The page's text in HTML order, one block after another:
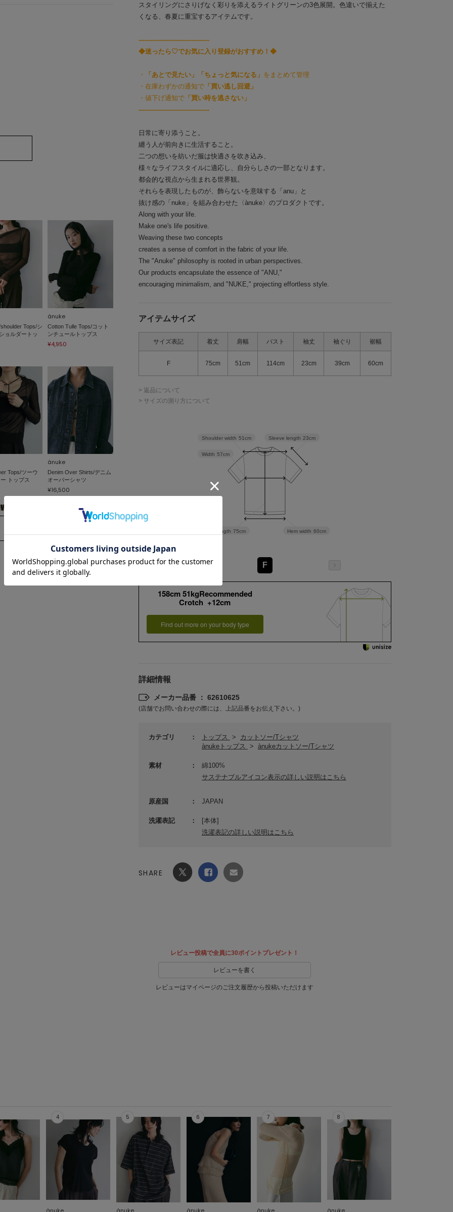
スタイリングにさりげなく彩りを添えるライトグリーンの3色展開。色違いで揃えた
くなる、春夏に重宝するアイテムです。
-----------------------------------
◆迷ったら♡でお気に入り登録がおすすめ！◆
・ 「あとで見たい」「ちょっと気になる」 をまとめて管理
・在庫わずかの通知で 「買い逃し回避」
・値下げ通知で 「買い時を逃さない」
-----------------------------------
日常に寄り添うこと。
纏う人が前向きに生活すること。
二つの想いを紡いだ服は快適さを吹き込み、
様々なライフスタイルに適応し、自分らしさの一部となります。
都会的な視点から生まれる世界観。
それらを表現したものが、飾らないを意味する「anu」と
抜け感の「nuke」を組み合わせた〈ànuke〉のプロダクトです。
Along with your life.
Make one's life positive.
Weaving these two concepts
creates a sense of comfort in the fabric of your life.
The "Anuke" philosophy is rooted in urban perspectives.
Our products encapsulate the essence of "ANU,"
encouraging minimalism, and "NUKE," projecting effortless style.
アイテムサイズ
サイズ表記 着丈 肩幅 バスト 袖丈 袖ぐり 裾幅
F 75cm 51cm 114cm 23cm 39cm 60cm
> 返品について
> サイズの測り方について
Hem width 60cm
Sleeve length 23cm
Length 75cm
Width 57cm
Shoulder width 51cm
F
158cm 51kgRecommended
Crotch +12cm
Find out more on your body type
詳細情報
メーカー品番 ： 62610625
(店舗でお問い合わせの際には、上記品番をお伝え下さい。)
カテゴリ トップス >
カットソー/Tシャツ
ànukeトップス
> ànukeカットソー/Tシャツ
素材
綿100%
サステナブルアイコン表示の詳しい説明はこちら
原産国 JAPAN
洗濯表記
[本体]
洗濯表記の詳しい説明はこちら
SHARE
Tops/シ
ョルダートッ
ànuke
Cotton Tulle Tops/コット
ンチュールトップス
¥4,950
Tops/ツーウ
トップス
ànuke
Denim Over Shirts/デニム
オーバーシャツ
¥16,500
OUT
レビュー投稿で全員に30ポイントプレゼント！
レビューを書く
レビューはマイページのご注文履歴から投稿いただけます